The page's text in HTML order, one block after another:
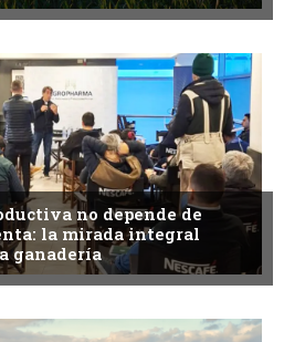
no depende de
la mirada integral
ganadería